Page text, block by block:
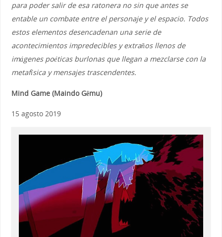
para poder salir de esa ratonera no sin que antes se
entable un combate entre el personaje y el espacio. Todos
estos elementos desencadenan una serie de
acontecimientos impredecibles y extraños llenos de
imágenes poéticas burlonas que llegan a mezclarse con la
metafísica y mensajes trascendentes.
Mind Game (Maindo Gêmu)
15 agosto 2019